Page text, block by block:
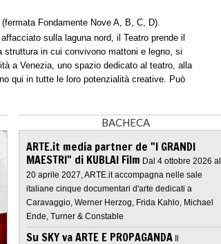
Fondamente Nove A, B, C, D).
sulla laguna nord, il Teatro prende il
struttura in cui convivono mattoni e legno, si
a Venezia, uno spazio dedicato al teatro, alla
qui in tutte le loro potenzialità creative. Può
BACHECA
ARTE.it media partner de "I GRANDI
MAESTRI" di KUBLAI Film Dal 4 ottobre 2026 al
20 aprile 2027, ARTE.it accompagna nelle sale
italiane cinque documentari d'arte dedicati a
Caravaggio, Werner Herzog, Frida Kahlo, Michael
Ende, Turner & Constable
Su SKY va ARTE E PROPAGANDA Il